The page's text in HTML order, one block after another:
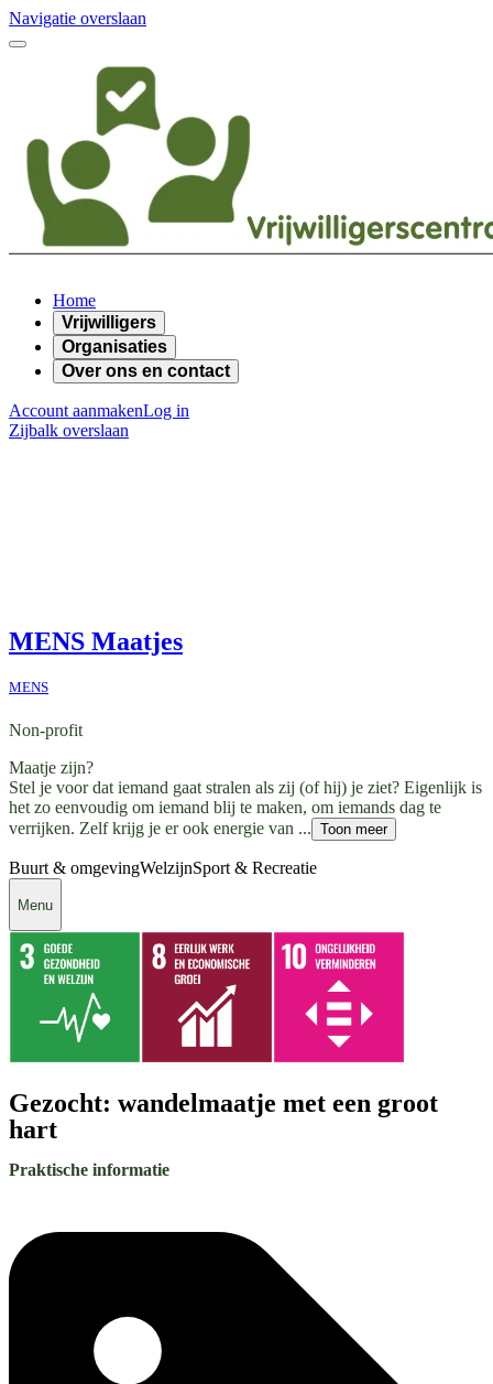
Navigatie overslaan
Home
Vrijwilligers
Organisaties
Over ons en contact
Account aanmakenLog in
Zijbalk overslaan
MENS Maatjes
MENS
Non-profit
Maatje zijn?
Stel je voor dat iemand gaat stralen als zij (of hij) je ziet? Eigenlijk is
het zo eenvoudig om iemand blij te maken, om iemands dag te
verrijken. Zelf krijg je er ook energie van ... Toon meer
Buurt & omgevingWelzijnSport & Recreatie
Menu
Gezocht: wandelmaatje met een groot
hart
Praktische informatie